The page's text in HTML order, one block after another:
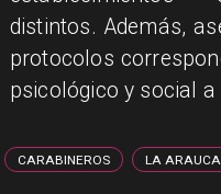
distintos. Además,
protocolos
psicológico y social
CARABINEROS LA